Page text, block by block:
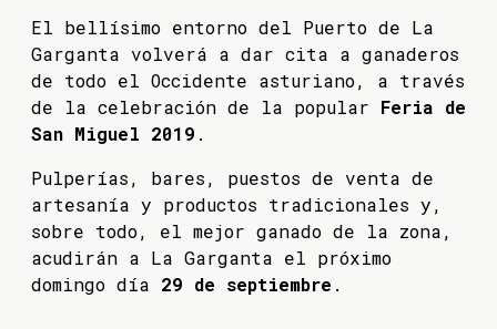
El bellísimo entorno del Puerto de La
Garganta volverá a dar cita a ganaderos
de todo el Occidente asturiano, a través
de la celebración de la popular Feria de
San Miguel 2019 .
Pulperías, bares, puestos de venta de
artesanía y productos tradicionales y,
sobre todo, el mejor ganado de la zona,
acudirán a La Garganta el próximo
domingo día 29 de septiembre .